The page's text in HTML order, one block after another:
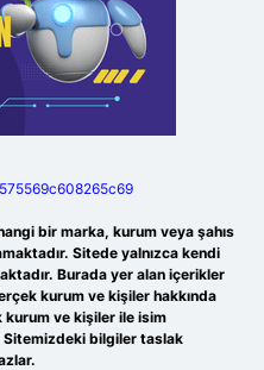
bir marka, kurum veya şahıs
Sitede yalnızca kendi
Burada yer alan içerikler
kurum ve kişiler hakkında
kurum ve kişiler ile isim
bilgiler taslak